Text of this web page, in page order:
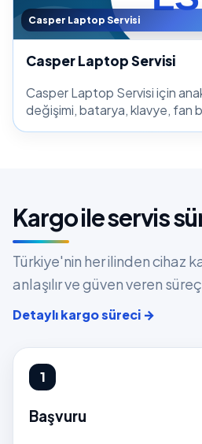
Casper Laptop Servisi
Casper Laptop Servisi
Casper Laptop Servisi için
değişimi, batarya, klavye, fan
Kargo ile servis
Türkiye'nin her ilinden cihaz
anlaşılır ve güven veren
Detaylı kargo süreci →
Başvuru